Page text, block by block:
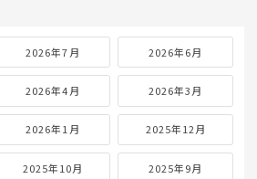
2026年7月 2026年6月
2026年4月 2026年3月
2026年1月 2025年12月
2025年10月 2025年9月